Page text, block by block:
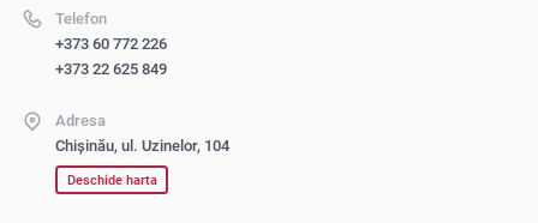
Telefon
+373 60 772 226
+373 22 625 849
Adresa
Chișinău, ul. Uzinelor, 104
Deschide harta